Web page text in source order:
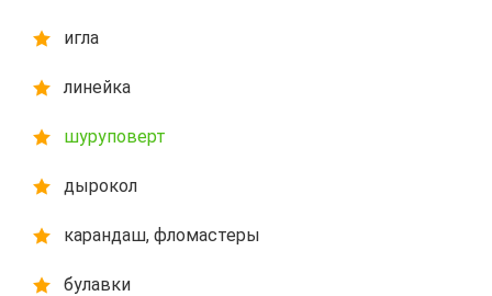
игла
линейка
шуруповерт
дырокол
карандаш, фломастеры
булавки